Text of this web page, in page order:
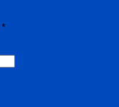
*Obligatoriskt